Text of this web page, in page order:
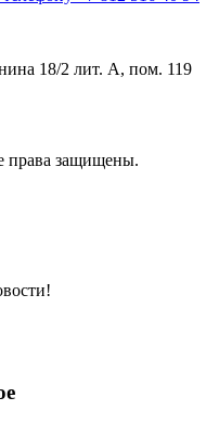
18/2 лит. А, пом. 119
защищены.